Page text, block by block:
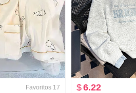
Favoritos 17
$6.22